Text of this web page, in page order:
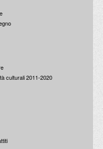
Pacetti
Salaris
dipinge la Vergine
culturali 2011-2020